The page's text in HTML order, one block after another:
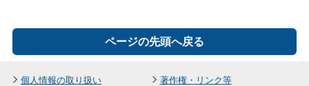
ページの先頭へ戻る
個人情報の取り扱い 著作権・リンク等